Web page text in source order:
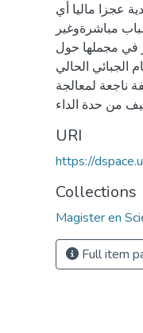
ومن مجمل 1541 بلدية جزائرية سجلت 1200 بلدية عجزا ماليا أي
مباشرةوغير
في مجملها حول
الجبائي الحالي
ناجعة لمعالجة
URI
https://
Collections
Magister en
Full item